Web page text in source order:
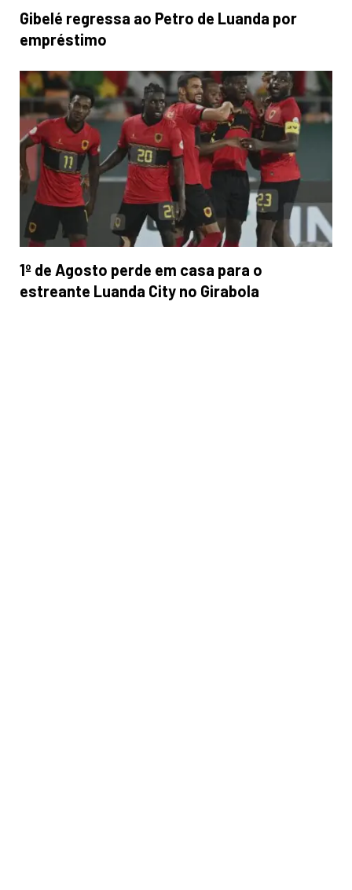
Gibelé regressa ao Petro de Luanda por
empréstimo
1º de Agosto perde em casa para o
estreante Luanda City no Girabola